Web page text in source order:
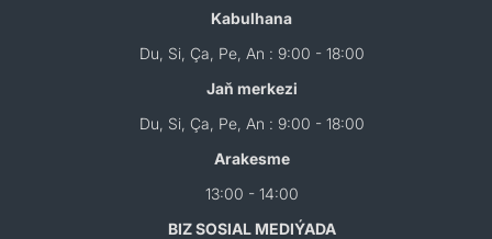
Kabulhana
Du, Si, Ça, Pe, An : 9:00 - 18:00
Jaň merkezi
Du, Si, Ça, Pe, An : 9:00 - 18:00
Arakesme
13:00 - 14:00
BIZ SOSIAL MEDIÝADA